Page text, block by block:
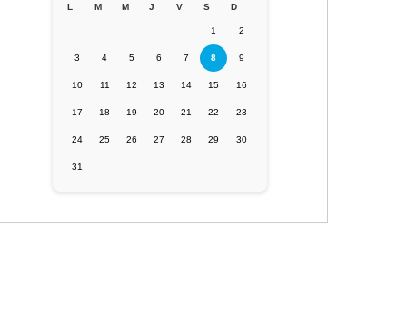
L M M J V S D
1 2
3 4 5 6 7 8 9
10 11 12 13 14 15 16
17 18 19 20 21 22 23
24 25 26 27 28 29 30
31